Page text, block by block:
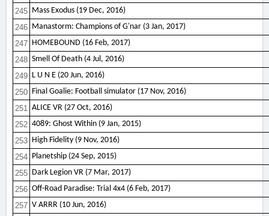
245 Mass Exodus (19 Dec, 2016)
246 Manastorm: Champions of G'nar (3 Jan, 2017)
247 HOMEBOUND (16 Feb, 2017)
248 Smell Of Death (4 Jul, 2016)
249 L U N E (20 Jun, 2016)
250 Final Goalie: Football simulator (17 Nov, 2016)
251 ALICE VR (27 Oct, 2016)
252 4089: Ghost Within (9 Jan, 2015)
253 High Fidelity (9 Nov, 2016)
254 Planetship (24 Sep, 2015)
255 Dark Legion VR (7 Mar, 2017)
256 Off-Road Paradise: Trial 4x4 (6 Feb, 2017)
257 V ARRR (10 Jun, 2016)